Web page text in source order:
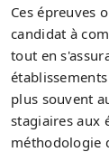
Ces épreuves
candidat à
tout en
plus souvent
stagiaires aux
méthodologie